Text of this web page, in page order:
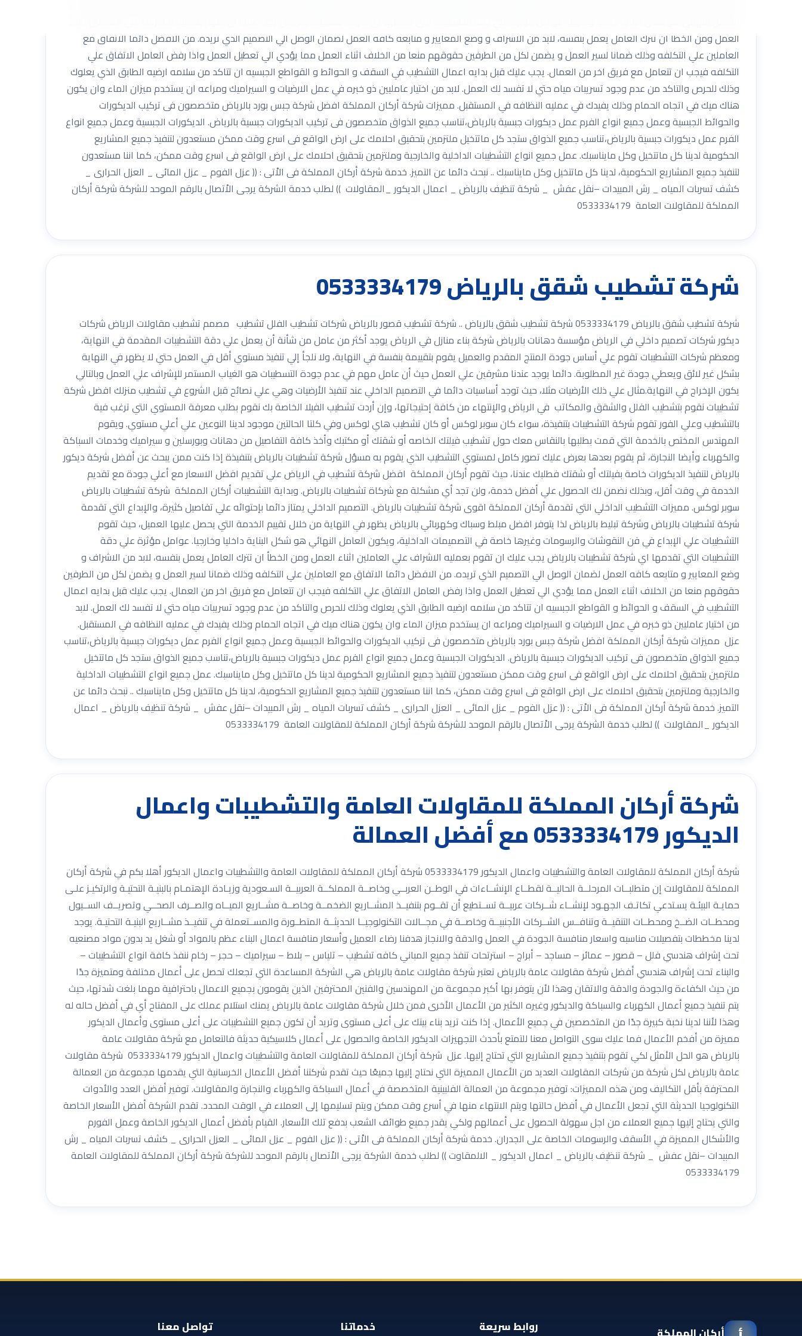
العمل ومن الخطأ ان تترك العامل يعمل بنفسه، لابد من الاشراف و وضع المعايير و متابعه كافه العمل لضمان الوصل الي التصميم الذي تريده. من الافضل دائما الاتفاق مع
العاملين علي التكلفه وذلك ضمانا لسير العمل و يضمن لكل من الطرفين حقوقهم منعا من الخلاف اثناء العمل مما يؤدي الي تعطيل العمل واذا رفض العامل الاتفاق علي
التكلفه فيجب ان تتعامل مع فريق اخر من العمال. يجب عليك قبل بدايه اعمال التشطيب في السقف و الحوائط و القواطع الجبسيه ان تتاكد من سلامه ارضيه الطابق الذي يعلوك
وذلك للحرص والتاكد من عدم وجود تسريبات مياه حتي لا تفسد لك العمل. لابد من اختيار عامليين ذو خبره في عمل الارضيات و السيراميك ومراعه ان يستخدم ميزان الماء وان يكون
هناك ميك في اتجاه الحمام وذلك يفيدك في عمليه النظافه في المستقبل. مميزات شركة أركان المملكة افضل شركة جبس بورد بالرياض متخصصون فى تركيب الديكورات
والحوائط الجبسية وعمل جميع انواع الفرم عمل ديكورات جبسية بالرياض،تناسب جميع الذواق متخصصون فى تركيب الديكورات جبسية بالرياض. الديكورات الجبسية وعمل جميع انواع
الفرم عمل ديكورات جبسية بالرياض،تناسب جميع الذواق ستجد كل ماتتخيل ملتزمين بتحقيق احلامك على ارض الواقع فى اسرع وقت ممكن مستعدون لتنفيذ جميع المشاريع
الحكومية لدينا كل ماتتخيل وكل مايناسبك. عمل جميع انواع التشطيبات الداخلية والخارجية وملتزمين بتحقيق احلامك على ارض الواقع فى اسرع وقت ممكن، كما اننا مستعدون
لتنفيذ جميع المشاريع الحكومية، لدينا كل ماتتخيل وكل مايناسبك .. نبحث دائما عن التميز. خدمة شركة أركان المملكة فى الاْتى : (( عزل الفوم _ عزل المائى _ العزل الحرارى _
كشف تسربات المياه _ رش المبيدات –نقل عفش _ شركة تنظيف بالرياض _ اعمال الديكور _المقاولات )) لطلب خدمة الشركة يرجى الاْتصال بالرقم الموحد للشركة شركة أركان
المملكة للمقاولات العامة 0533334179
شركة تشطيب شقق بالرياض 0533334179
شركة تشطيب شقق بالرياض 0533334179 شركة تشطيب شقق بالرياض .. شركة تشطيب قصور بالرياض شركات تشطيب الفلل تشطيب مصمم تشطيب مقاولات الرياض شركات
ديكور شركات تصميم داخلي في الرياض مؤسسة دهانات بالرياض شركة بناء منازل في الرياض يوجد أكثر من عامل من شأنة أن يعمل علي دقة التشطيبات المقدمة في النهاية،
ومعظم شركات التشطيبات تقوم علي أساس جودة المنتج المقدم والعميل يقوم بتقييمة بنفسة في النهاية، ولا نلجأ إلي تنفيذ مستوي أقل في العمل حتي لا يظهر في النهاية
بشكل غير لائق ويعطي جودة غير المطلوبة. دائما يوجد عندنا مشرفين علي العمل حيث أن عامل مهم في عدم جودة التسطيبات هو الغياب المستمر للإشراف علي العمل وبالتالي
يكون الإخراج في النهاية.مثال علي ذلك الأرضيات مثلا، حيث توجد أساسيات دائما في التصميم الداخلي عند تنفيذ الأرضيات وهي علي نصائح قبل الشروع في تشطيب منزلك افضل شركة
تشطيبات نقوم بتشطيب الفلل والشقق والمكاتب في الرياض والإنتهاء من كافة إحتيجاتها، وإن أردت تشطيب الفيلا الخاصة بك نقوم بطلب معرفة المستوي التي ترغب فية
بالتشطيب وعلي الفور تقوم شركة التشطيبات بتنفيذة، سواء كان سوبر لوكس أو كان تشطيب هاي لوكس وفي كلتا الحالتين موجود لدينا النوعين علي أعلي مستوي. ويقوم
المهندس المختص بالخدمة التي قمت بطلبها بالنقاس معك حول تشطيب فيلتك الخاصه أو شقتك أو مكتبك وأخذ كافة التفاصيل من دهانات وبورسلين و سيراميك وخدمات السباكة
والكهرباء وأيضا النجارة، ثم يقوم بعدها بعرض عليك تصور كامل لمستوي التشطيب الذي يقوم به مسؤل شركة تشطيبات بالرياض بتنفيذة إذا كنت ممن يبحث عن أفضل شركة ديكور
بالرياض لتنفيذ الديكورات خاصة بفيلتك أو شقتك فطلبك عندنا، حيث تقوم أركان المملكة افضل شركة تشطيب في الرياض علي تقديم افضل الاسعار مع أعلي جودة مع تقديم
الخدمة في وقت أقل، وبذلك نضمن لك الحصول علي أفضل خدمة، ولن تجد أي مشكلة مع شركاة تشطيبات بالرياض. وبداية التشطيبات أركان المملكة شركة تشطيبات بالرياض
سوبر لوكس. مميزات التشطيب الداخلي التي تقدمة أركان المملكة اقوى شركة تشطيبات بالرياض. التصميم الداخلي يمتاز دائما بإحتوائه علي تفاصيل كثيرة، والإبداع التي تقدمة
شركة تشطيبات بالرياض وشركة تبليط بالرياض لذا يتوفر افضل مبلط وسباك وكهربائي بالرياض يظهر في النهاية من خلال تقييم الخدمة التي يحصل عليها العميل، حيث تقوم
التشطيبات علي الإبداع في فن النقوشات والرسومات وغيرها خاصة في التصميمات الداخلية، ويكون العامل النهائي هو شكل البناية داخليا وخارجيا. عوامل مؤثرة علي دقة
التشطيبات التي تقدمها اي شركة تشطيبات بالرياض يجب عليك ان تقوم بعمليه الاشراف علي العاملين اثناء العمل ومن الخطأ ان تترك العامل يعمل بنفسه، لابد من الاشراف و
وضع المعايير و متابعه كافه العمل لضمان الوصل الي التصميم الذي تريده. من الافضل دائما الاتفاق مع العاملين علي التكلفه وذلك ضمانا لسير العمل و يضمن لكل من الطرفين
حقوقهم منعا من الخلاف اثناء العمل مما يؤدي الي تعطيل العمل واذا رفض العامل الاتفاق علي التكلفه فيجب ان تتعامل مع فريق اخر من العمال. يجب عليك قبل بدايه اعمال
التشطيب في السقف و الحوائط و القواطع الجبسيه ان تتاكد من سلامه ارضيه الطابق الذي يعلوك وذلك للحرص والتاكد من عدم وجود تسريبات مياه حتي لا تفسد لك العمل. لابد
من اختيار عامليين ذو خبره في عمل الارضيات و السيراميك ومراعه ان يستخدم ميزان الماء وان يكون هناك ميك في اتجاه الحمام وذلك يفيدك في عمليه النظافه في المستقبل.
عزل مميزات شركة أركان المملكة افضل شركة جبس بورد بالرياض متخصصون فى تركيب الديكورات والحوائط الجبسية وعمل جميع انواع الفرم عمل ديكورات جبسية بالرياض،تناسب
جميع الذواق متخصصون فى تركيب الديكورات جبسية بالرياض. الديكورات الجبسية وعمل جميع انواع الفرم عمل ديكورات جبسية بالرياض،تناسب جميع الذواق ستجد كل ماتتخيل
ملتزمين بتحقيق احلامك على ارض الواقع فى اسرع وقت ممكن مستعدون لتنفيذ جميع المشاريع الحكومية لدينا كل ماتتخيل وكل مايناسبك. عمل جميع انواع التشطيبات الداخلية
والخارجية وملتزمين بتحقيق احلامك على ارض الواقع فى اسرع وقت ممكن، كما اننا مستعدون لتنفيذ جميع المشاريع الحكومية، لدينا كل ماتتخيل وكل مايناسبك .. نبحث دائما عن
التميز. خدمة شركة أركان المملكة فى الاْتى : (( عزل الفوم _ عزل المائى _ العزل الحرارى _ كشف تسربات المياه _ رش المبيدات –نقل عفش _ شركة تنظيف بالرياض _ اعمال
الديكور _المقاولات )) لطلب خدمة الشركة يرجى الاْتصال بالرقم الموحد للشركة شركة أركان المملكة للمقاولات العامة 0533334179
شركة أركان المملكة للمقاولات العامة والتشطيبات واعمال
الديكور 0533334179 مع أفضل العمالة
شركة أركان المملكة للمقاولات العامة والتشطيبات واعمال الديكور 0533334179 شركة أركان المملكة للمقاولات العامة والتشطيبات واعمال الديكور أهلا بكم في شركة أركان
المملكة للمقاولات إن متطلبــات المرحلــة الحاليــة لقطــاع الإنشــاءات في الوطــن العربــي وخاصــة المملكــة العربيــة السـعودية وزيـادة الإهتمـام بالبنيـة التحتيـة والرتكيـز علـى
حمايـة البيئـة يسـتدعي تكاتـف الجهـود لإنشــاء شــركات عربيــة تســتطيع أن تقــوم بتنفيــذ المشــاريع الضخمــة وخاصــة مشــاريع الميــاه والصــرف الصحــي وتصريــف الســيول
ومحطــات الضــخ ومحطــات التنقيــة وتنافــس الشــركات الأجنبيــة وخاصــة في مجــالات التكنولوجيــا الحديثــة المتطــورة والمســتعملة في تنفيــذ مشــاريع البنيـة التحتيـة. يوجد
لدينا مخططات بتفصيلات مناسبه واسعار منافسة الجودة في العمل والدقة والانجاز هدفنا رضاء العميل وأسعار منافسة اعمال البناء عظم بالمواد أو شغل يد بدون مواد مصنعيه
تحت إشراف هندسي فلل – قصور – عمائر – مساجد – أبراج – استرتحات تنفذ جميع المباني كافه تشطيب – تلياس – بلاط – سيراميك – حجر – رخام ننفذ كافة انواع التشطيبات –
والبناء تحت إشراف هندسي أفضل شركة مقاولات عامة بالرياض تعتبر شركة مقاولات عامة بالرياض هي الشركة المساعدة التي تجعلك تحصل على أعمال مختلفة ومتميزة جدًا
من حيث الكفاءة والجودة والدقة والاتقان وهذا لأن يتوفر بها أكبر مجموعة من المهندسين والفنين المحترفين الذين يقومون بجميع الاعمال باحترافية مهما بلغت شدتها، حيث
يتم تنفيذ جميع أعمال الكهرباء والسباكة والديكور وغيره الكثير من الأعمال الأخرى فمن خلال شركة مقاولات عامة بالرياض يمنك استلام عملك على المفتاح أي في أفضل حاله له
وهذا لأننا لدينا نخبة كبيرة جدًا من المتخصصين في جميع الأعمال. إذا كنت تريد بناء بيتك على أعلى مستوى وتريد أن تكون جميع التشطيبات على أعلى مستوى وأعمال الديكور
مميزة من أفخم الأعمال فما عليك سوى التواصل معنا للتمتع بأحدث التجهيزات الديكور الخاصة والحصول على أعمال كلاسيكية حديثة فالتعامل مع شركة مقاولات عامة
بالرياض هو الحل الأمثل لكي تقوم بتنفيذ جميع المشاريع التي تحتاج إليها. عزل شركة أركان المملكة للمقاولات العامة والتشطيبات واعمال الديكور 0533334179 شركة مقاولات
عامة بالرياض لكل شركة من شركات المقاولات العديد من الأعمال المميزة التي نحتاج إليها جميعًا حيث تقدم شركتنا أفضل الأعمال الخرسانية التي يقدمها مجموعة من العمالة
المحترفة بأقل التكاليف ومن هذه المميزات: توفير مجموعة من العمالة الفلبينية المتخصصة في أعمال السباكة والكهرباء والنجارة والمقاولات. توفير أفضل العدد والأدوات
التكنولوجيا الحديثة التي تجعل الأعمال في أفضل حالتها ويتم الانتهاء منها في أسرع وقت ممكن ويتم تسليمها إلى العملاء في الوقت المحدد. تقدم الشركة أفضل الأسعار الخاصة
والتي يحتاج إليها جميع العملاء من اجل سهولة الحصول على أعمالهم ولكي يقدر جميع طوائف الشعب بدفع تلك الأسعار. القيام بأفضل أعمال الديكور الخاصة وعمل الفورم
والأشكال المميزة في الأسقف والرسومات الخاصة على الجدران. خدمة شركة أركان المملكة فى الاْتى : (( عزل الفوم _ عزل المائى _ العزل الحرارى _ كشف تسربات المياه _ رش
المبيدات –نقل عفش _ شركة تنظيف بالرياض _ اعمال الديكور _ الالمقاوت )) لطلب خدمة الشركة يرجى الاْتصال بالرقم الموحد للشركة شركة أركان المملكة للمقاولات العامة
0533334179
روابط سريعة خدماتنا تواصل معنا